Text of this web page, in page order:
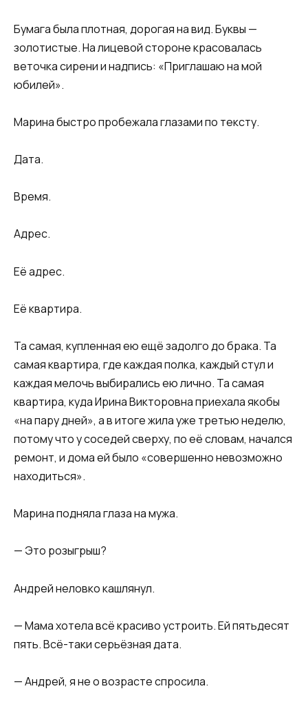
Бумага была плотная, дорогая на вид. Буквы —
золотистые. На лицевой стороне красовалась
веточка сирени и надпись: «Приглашаю на мой
юбилей».
Марина быстро пробежала глазами по тексту.
Дата.
Время.
Адрес.
Её адрес.
Её квартира.
Та самая, купленная ею ещё задолго до брака. Та
самая квартира, где каждая полка, каждый стул и
каждая мелочь выбирались ею лично. Та самая
квартира, куда Ирина Викторовна приехала якобы
«на пару дней», а в итоге жила уже третью неделю,
потому что у соседей сверху, по её словам, начался
ремонт, и дома ей было «совершенно невозможно
находиться».
Марина подняла глаза на мужа.
— Это розыгрыш?
Андрей неловко кашлянул.
— Мама хотела всё красиво устроить. Ей пятьдесят
пять. Всё-таки серьёзная дата.
— Андрей, я не о возрасте спросила.